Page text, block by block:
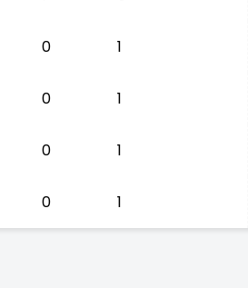
0 1
0 1
0 1
0 1